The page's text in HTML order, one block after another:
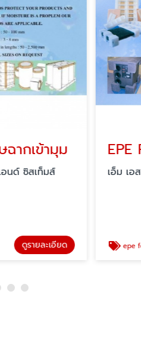
ฉากเข้ามุม
อนด์ ซิสเท็มส์
ดูรายละเอียด
เอ็ม เอ
epe